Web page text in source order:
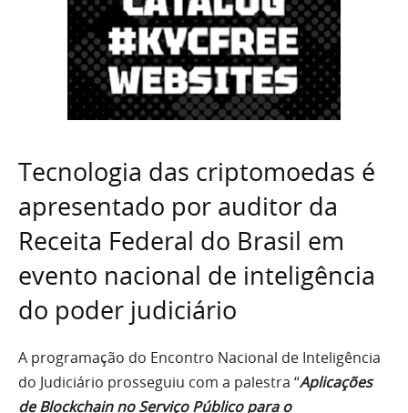
Tecnologia das criptomoedas é
apresentado por auditor da
Receita Federal do Brasil em
evento nacional de inteligência
do poder judiciário
A programação do Encontro Nacional de Inteligência
do Judiciário prosseguiu com a palestra “Aplicações
de Blockchain no Serviço Público para o